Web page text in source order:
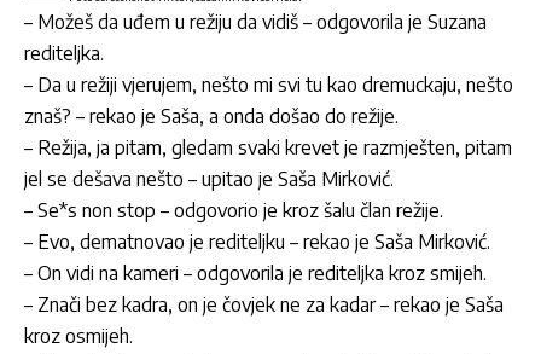
– Možeš da uđem u režiju da vidiš – odgovorila je Suzana
rediteljka.
– Da u režiji vjerujem, nešto mi svi tu kao dremuckaju, nešto
znaš? – rekao je Saša, a onda došao do režije.
– Režija, ja pitam, gledam svaki krevet je razmješten, pitam
jel se dešava nešto – upitao je Saša Mirković.
– Se*s non stop – odgovorio je kroz šalu član režije.
– Evo, dematnovao je rediteljku – rekao je Saša Mirković.
– On vidi na kameri – odgovorila je rediteljka kroz smijeh.
– Znači bez kadra, on je čovjek ne za kadar – rekao je Saša
kroz osmijeh.